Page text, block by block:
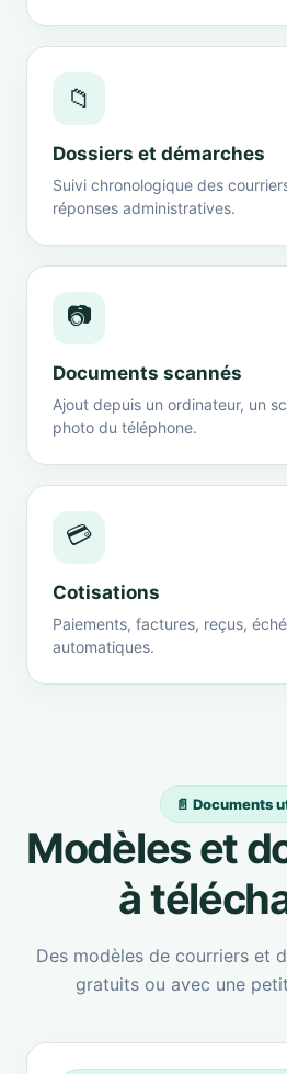
📁
Dossiers et démarches
Suivi chronologique des
réponses administratives.
📷
Documents scannés
Ajout depuis un ordinateur, un
photo du téléphone.
💳
Cotisations
Paiements, factures, reçus,
automatiques.
📄 Documents
Modèles et
à
Des modèles de courriers et
gratuits ou avec une